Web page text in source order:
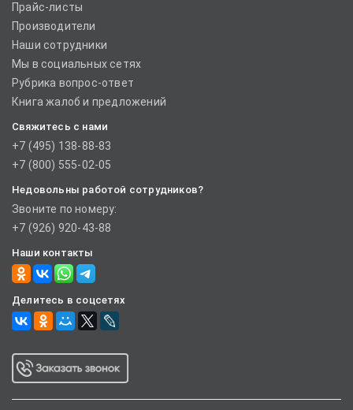
Прайс-листы
Производители
Наши сотрудники
Мы в социальных сетях
Рубрика вопрос-ответ
Книга жалоб и предложений
Свяжитесь с нами
+7 (495) 138-88-83
+7 (800) 555-02-05
Недовольны работой сотрудников?
Звоните по номеру:
+7 (926) 920-43-88
Наши контакты
Делитесь в соцсетях